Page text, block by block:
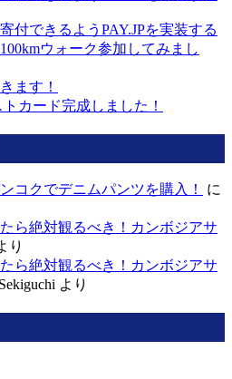
付できるようPAY.JPを実装する
ウォーク参加してみまし
ます！
カード完成しました！
コクでデニムパンツを購入！
に
ら絶対観るべき！カンボジアサ
り
ら絶対観るべき！カンボジアサ
より